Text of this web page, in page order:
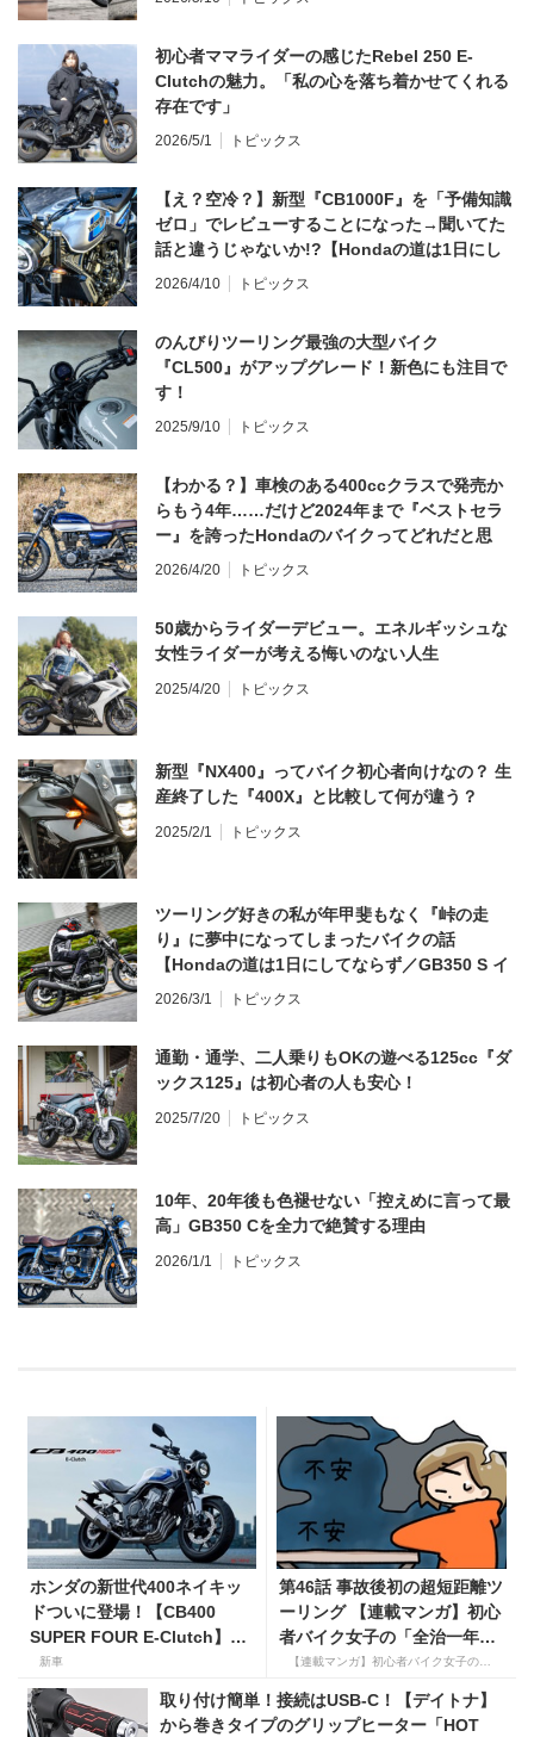
初心者ママライダーの感じたRebel 250 E-
Clutchの魅力。「私の心を落ち着かせてくれる
存在です」
2026/5/1 トピックス
【え？空冷？】新型『CB1000F』を「予備知識
ゼロ」でレビューすることになった→聞いてた
話と違うじゃないか!?【Hondaの道は1日にし
てならず／CB1000F ①第一印象 編】
2026/4/10 トピックス
のんびりツーリング最強の大型バイク
『CL500』がアップグレード！新色にも注目で
す！
2025/9/10 トピックス
【わかる？】車検のある400ccクラスで発売か
らもう4年……だけど2024年まで『ベストセラ
ー』を誇ったHondaのバイクってどれだと思
う？
2026/4/20 トピックス
50歳からライダーデビュー。エネルギッシュな
女性ライダーが考える悔いのない人生
2025/4/20 トピックス
新型『NX400』ってバイク初心者向けなの？ 生
産終了した『400X』と比較して何が違う？
2025/2/1 トピックス
ツーリング好きの私が年甲斐もなく『峠の走
り』に夢中になってしまったバイクの話
【Hondaの道は1日にしてならず／GB350 S イ
ンプレ・レビュー 前編】
2026/3/1 トピックス
通勤・通学、二人乗りもOKの遊べる125cc『ダ
ックス125』は初心者の人も安心！
2025/7/20 トピックス
10年、20年後も色褪せない「控えめに言って最
高」GB350 Cを全力で絶賛する理由
2026/1/1 トピックス
ホンダの新世代400ネイキッ
ドついに登場！【CB400
SUPER FOUR E-Clutch】8
月21日に発売！ 価格99万
8800円
新車
第46話 事故後初の超短距離ツ
ーリング 【連載マンガ】初心
者バイク女子の「全治一年」
から始める起死回生日記
【連載マンガ】初心者バイク女子の「全治一年」から始める起死回生日記
取り付け簡単！接続はUSB-C！【デイトナ】
から巻きタイプのグリップヒーター「HOT